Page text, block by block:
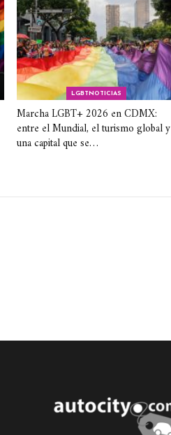
LGBTNOTICIAS
Marcha LGBT+ 2026 en CDMX:
entre el Mundial, el turismo global y
una capital que se…